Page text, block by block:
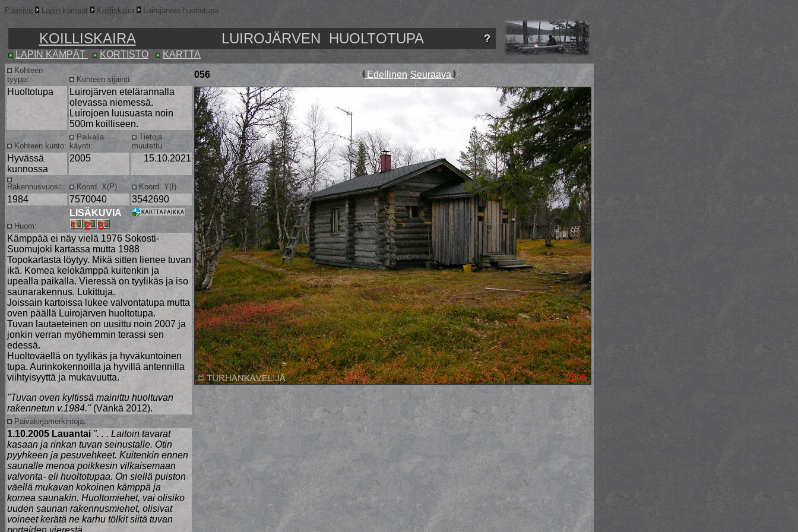
Pääsivu Lapin kämpät Koilliskaira Luirojärven huoltotupa
KOILLISKAIRA LUIROJÄRVEN HUOLTOTUPA
LAPIN KÄMPÄT KORTISTO KARTTA
Kohteen
tyyppi:
Kohteen sijainti: 056 Edellinen Seuraava
Huoltotupa
Luirojärven etelärannalla
olevassa niemessä.
Luirojoen luusuasta noin
500m koilliseen.
Kohteen kunto:
Paikalla
käynti:
Tietoja
muutettu
Hyvässä
kunnossa
2005 15.10.2021
Rakennusvuosi: Koord. X(P) Koord. Y(I)
1984 7570040 3542690
Huom:
LISÄKUVIA
Kämppää ei näy vielä 1976 Sokosti-
Suomujoki kartassa mutta 1988
Topokartasta löytyy. Mikä sitten lienee tuvan
ikä. Komea kelokämppä kuitenkin ja
upealla paikalla. Vieressä on tyylikäs ja iso
saunarakennus. Lukittuja.
Joissain kartoissa lukee valvontatupa mutta
oven päällä Luirojärven huoltotupa.
Tuvan lautaeteinen on uusittu noin 2007 ja
jonkin verran myöhemmin terassi sen
edessä.
Huoltoväellä on tyylikäs ja hyväkuntoinen
tupa. Aurinkokennoilla ja hyvillä antennilla
viihtyisyyttä ja mukavuutta.
"Tuvan oven kyltissä mainittu huoltuvan
rakennetun v.1984."(Vänkä 2012).
Päiväkirjamerkintöjä:
1.10.2005 Lauantai ". . . Laitoin tavarat
kasaan ja rinkan tuvan seinustalle. Otin
pyyhkeen ja pesuvehkeet. Kuitenkin ennen
saunalle menoa poikkesin vilkaisemaan
valvonta- eli huoltotupaa. On siellä puiston
väellä mukavan kokoinen kämppä ja
komea saunakin. Huoltomiehet, vai olisiko
uuden saunan rakennusmiehet, olisivat
voineet kerätä ne karhu tölkit siitä tuvan
portaiden vierestä.